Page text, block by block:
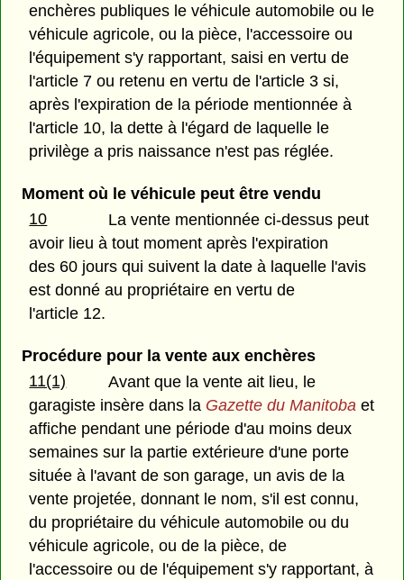
enchères publiques le véhicule automobile ou le
véhicule agricole, ou la pièce, l'accessoire ou
l'équipement s'y rapportant, saisi en vertu de
l'article 7 ou retenu en vertu de l'article 3 si,
après l'expiration de la période mentionnée à
l'article 10, la dette à l'égard de laquelle le
privilège a pris naissance n'est pas réglée.
Moment où le véhicule peut être vendu
10
La vente mentionnée ci-dessus peut
avoir lieu à tout moment après l'expiration
des 60 jours qui suivent la date à laquelle l'avis
est donné au propriétaire en vertu de
l'article 12.
Procédure pour la vente aux enchères
11(1)
Avant que la vente ait lieu, le
garagiste insère dans la Gazette du Manitoba et
affiche pendant une période d'au moins deux
semaines sur la partie extérieure d'une porte
située à l'avant de son garage, un avis de la
vente projetée, donnant le nom, s'il est connu,
du propriétaire du véhicule automobile ou du
véhicule agricole, ou de la pièce, de
l'accessoire ou de l'équipement s'y rapportant, à